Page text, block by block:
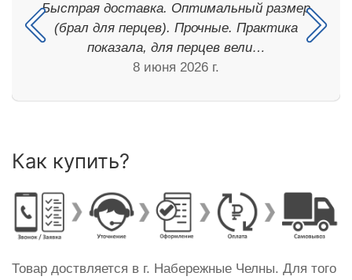
Быстрая доставка. Оптимальный размер
(брал для перцев). Прочные. Практика
показала, для перцев вели…
8 июня 2026 г.
Как купить?
Товар доствляется в г. Набережные Челны. Для того